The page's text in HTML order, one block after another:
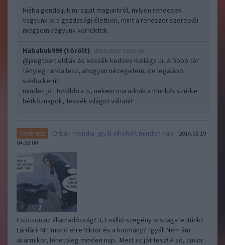
Hiába gondoljuk mi saját magunkról, milyen rendesek
vagyunk pl a gazdasági életben, mint a rendszer szereplői
mégsem vagyunk korrektek.
Habakuk999 (törölt) 2014.09.03 19:00:40
@jaegtoer: oldják és kössék kedves Kolléga úr. A Dobó tér
tényleg randa lesz, ahogyan nézegetem, de legalább
sokba került.
minden jót Továbbra is, nekem maradnak a munkás szürke
hétköznapok, Tessék világot váltani!
Varánusz Orbán mondja: igyál alkoholt minden nap!
2014.08.19
04:58:00
Csúcson az államadósság? 3,3 millió szegény országa lettünk?
Lárifári! Mit mond erre Viktor és a kormány? Igyál! Nem ám
akármikor, lehetőleg minden nap. Mert az jót tesz! A só, cukor